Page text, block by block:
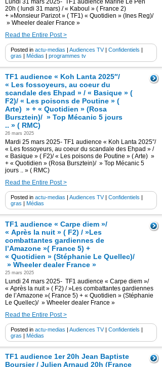
Lundi 31 mars 2025- TF1 audience Marine Le Pen
20h ( lundi 31 mars) / « Kaboul » ( France 2)
+ »Monsieur Parizot » ( TF1) « Quotidien » (Ines Reg)/
» Wheeler dealer France »
Read the Entire Post >
Posted in actu-medias | Audiences TV| Confidentiels |
gras | Médias | programmes tv
TF1 audience « Koh Lanta 2025″/
« Les fossoyeurs, au coeur du
scandale des Ehpad » / « Basique » (
F2)/ « Les poisons de Poutine » (
Arte) » + « Quotidien » (Rosa
Bursztein)/ » Top Mécanic 5 jours
.. » ( RMC)
26 mars 2025
Mardi 25 mars 2025- TF1 audience « Koh Lanta 2025″/
« Les fossoyeurs, au coeur du scandale des Ehpad » /
« Basique » ( F2)/ « Les poisons de Poutine » ( Arte) »
+ « Quotidien » (Rosa Bursztein)/ » Top Mécanic 5
jours .. » ( RMC)
Read the Entire Post >
Posted in actu-medias | Audiences TV| Confidentiels |
gras | Médias
TF1 audience « Carpe diem »/
« Après la nuit » ( F2) / »Les
combattantes gardiennes de
l’Amazone »( France 5) +
« Quotidien » (Stéphanie Le Quellec)/
» Wheeler dealer France »
25 mars 2025
Lundi 24 mars 2025- TF1 audience « Carpe diem »/
« Après la nuit » ( F2) / »Les combattantes gardiennes
de l’Amazone »( France 5) + « Quotidien » (Stéphanie
Le Quellec)/ » Wheeler dealer France »
Read the Entire Post >
Posted in actu-medias | Audiences TV| Confidentiels |
gras | Médias
TF1 audience 1er 20h Jean Baptiste
Boursier / Julien Arnaud 20h (France